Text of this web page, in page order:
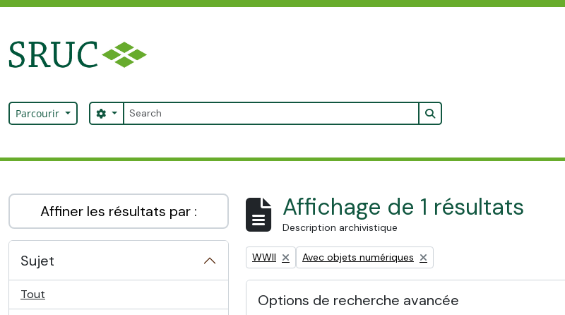
Parcourir Rechercher
Search options Search in browse page
Affiner les résultats par :
Sujet
Tout
Affichage de 1 résultats
Description archivistique
Remove filter:
WWII Remove filter:
Avec objets numériques
Options de recherche avancée